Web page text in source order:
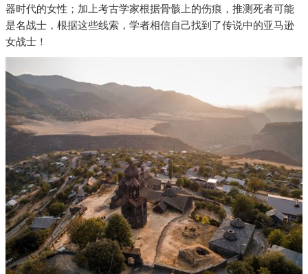
器时代的女性；加上考古学家根据骨骸上的伤痕，推测死者可能
是名战士，根据这些线索，学者相信自己找到了传说中的亚马逊
女战士！